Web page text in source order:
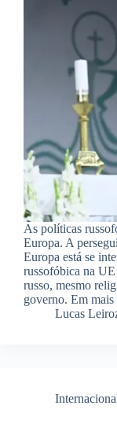
As políticas
Europa. A
Europa está se
russofóbica na
russo, mesmo
governo. Em
Lucas